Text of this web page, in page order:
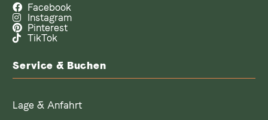
Facebook
Instagram
Pinterest
TikTok
Service & Buchen
Lage & Anfahrt